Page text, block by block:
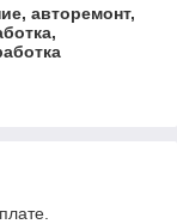
авторемонт,